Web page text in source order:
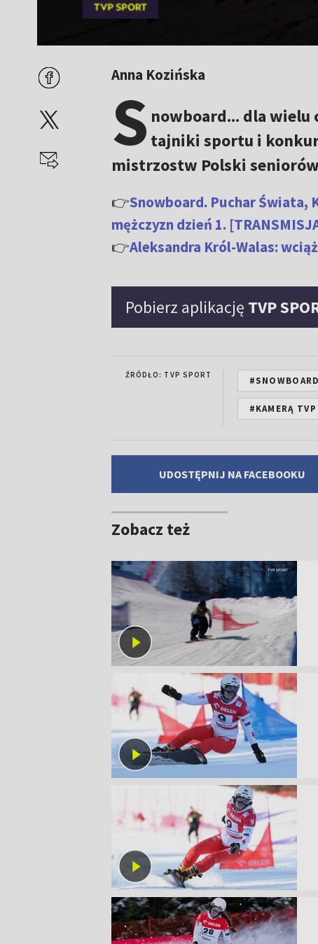
Anna Kozińska
S nowboard... dla wielu
tajniki sportu i
mistrzostw Polski
👉Snowboard. Puchar Świata,
mężczyzn dzień 1.
👉Aleksandra Król-Walas:
Pobierz aplikację TVP
ŹRÓDŁO: TVP SPORT #SNOWBOARD
#KAMERĄ
UDOSTĘPNIJ NA FACEBOOKU
Zobacz też